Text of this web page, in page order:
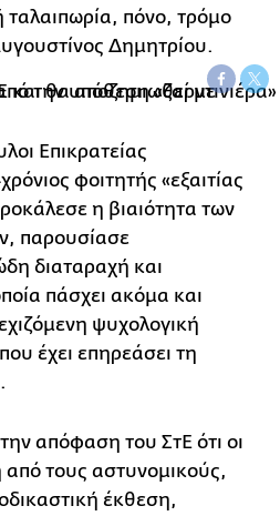
ταλαιπωρία, πόνο, τρόμο
Δημητρίου.
Επικρατείας
φοιτητής «εξαιτίας
η βιαιότητα των
παρουσίασε
διαταραχή και
πάσχει ακόμα και
ψυχολογική
έχει επηρεάσει τη
απόφαση του ΣτΕ ότι οι
τους αστυνομικούς,
έκθεση,